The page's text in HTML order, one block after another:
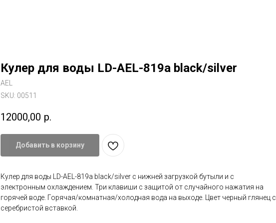
Кулер для воды LD-AEL-819a black/silver
AEL
SKU: 00511
12000,00 р.
Добавить в корзину
Кулер для воды LD-AEL-819a black/silver с нижней загрузкой бутыли и с
электронным охлаждением. Три клавиши с защитой от случайного нажатия на
горячей воде. Горячая/комнатная/холодная вода на выходе. Цвет черный глянец с
серебристой вставкой.